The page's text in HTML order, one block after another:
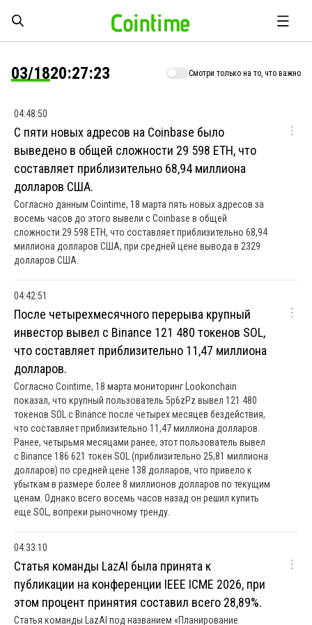
03/1820:27:23 Смотри только на то, что важно
04:48:50
С пяти новых адресов на Coinbase было
выведено в общей сложности 29 598 ETH, что
составляет приблизительно 68,94 миллиона
долларов США.
Согласно данным Cointime, 18 марта пять новых адресов за
восемь часов до этого вывели с Coinbase в общей
сложности 29 598 ETH, что составляет приблизительно 68,94
миллиона долларов США, при средней цене вывода в 2329
долларов США.
04:42:51
После четырехмесячного перерыва крупный
инвестор вывел с Binance 121 480 токенов SOL,
что составляет приблизительно 11,47 миллиона
долларов.
Согласно Cointime, 18 марта мониторинг Lookonchain
показал, что крупный пользователь 5p6zPz вывел 121 480
токенов SOL с Binance после четырех месяцев бездействия,
что составляет приблизительно 11,47 миллиона долларов.
Ранее, четырьмя месяцами ранее, этот пользователь вывел
с Binance 186 621 токен SOL (приблизительно 25,81 миллиона
долларов) по средней цене 138 долларов, что привело к
убыткам в размере более 8 миллионов долларов по текущим
ценам. Однако всего восемь часов назад он решил купить
еще SOL, вопреки рыночному тренду.
04:33:10
Статья команды LazAI была принята к
публикации на конференции IEEE ICME 2026, при
этом процент принятия составил всего 28,89%.
Статья команды LazAI под названием «Планирование